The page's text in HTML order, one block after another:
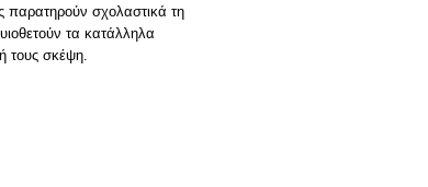
παρατηρούν σχολαστικά τη
τα κατάλληλα